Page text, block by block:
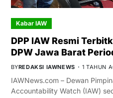
Kabar IAW
DPP IAW Resmi
DPW Jawa Barat
BYREDAKSI IAWNEWS 1 TAHUN
IAWNews.com – Dewan
Accountability Watch (IAW)